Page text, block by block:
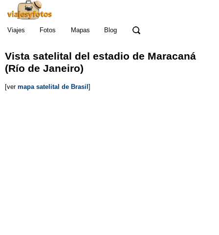
Viajes Fotos Mapas Blog
Vista satelital del estadio de Maracaná
(Río de Janeiro)
[ver mapa satelital de Brasil]